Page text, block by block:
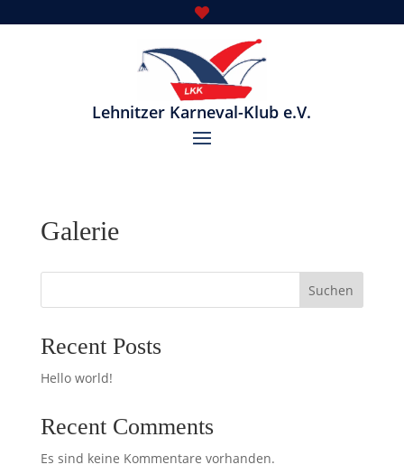

Lehnitzer Karneval-Klub e.V.
Galerie
Suchen
Recent Posts
Hello world!
Recent Comments
Es sind keine Kommentare vorhanden.